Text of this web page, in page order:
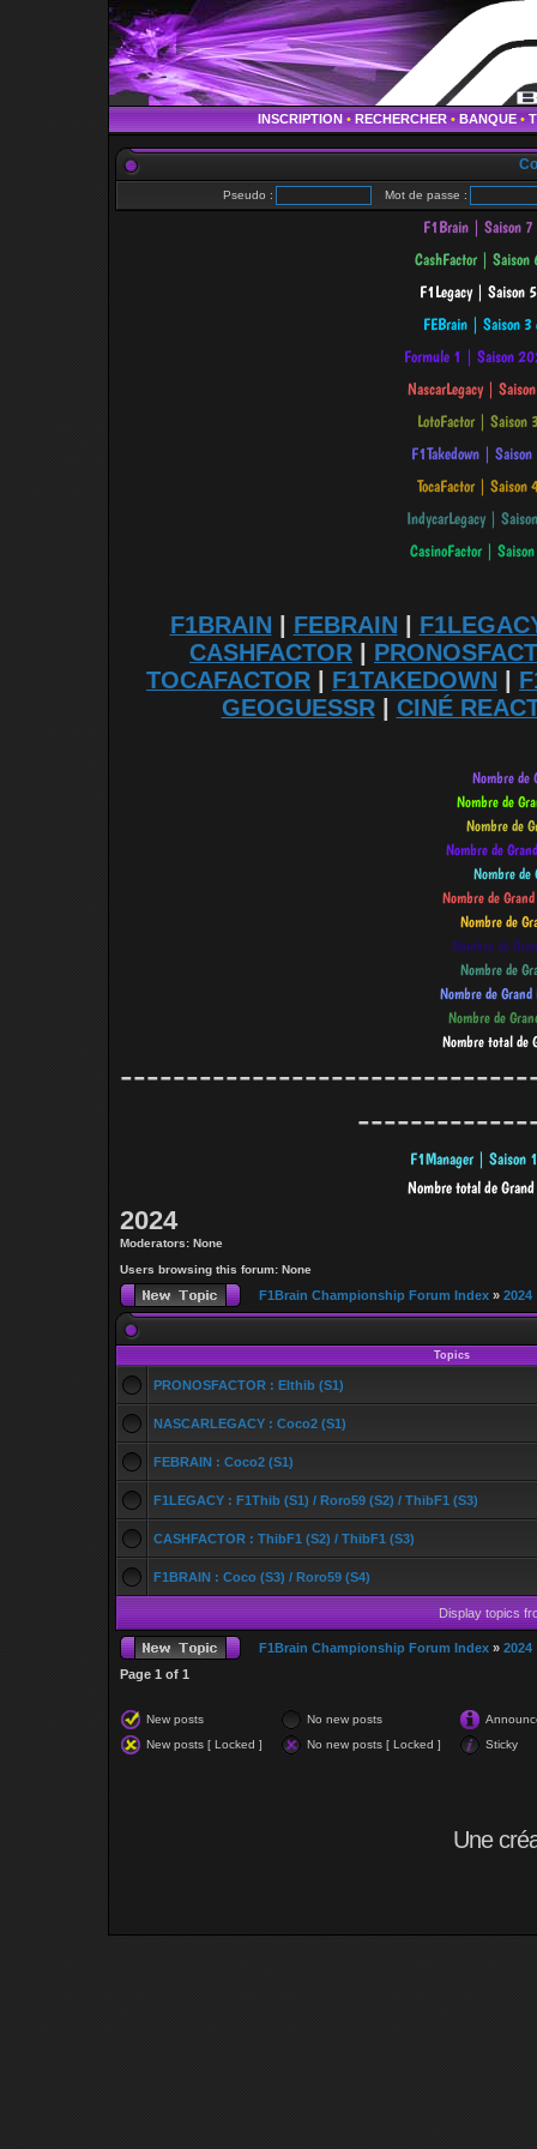
INSCRIPTION • RECHERCHER • BANQUE •
Pseudo : Mot de passe :
F1BRAIN FEBRAIN
CASHFACTOR
TOCAFACTOR
F1TAKEDOWN
GEOGUESSR| CINÉ
2024
Moderators: None
Users browsing this forum: None
F1Brain Championship Forum Index » 2024
Topics
PRONOSFACTOR : Elthib (S1)
NASCARLEGACY : Coco2 (S1)
FEBRAIN : Coco2 (S1)
F1LEGACY : F1Thib (S1) / Roro59 (S2) / ThibF1 (S3)
CASHFACTOR : ThibF1 (S2) / ThibF1 (S3)
F1BRAIN : Coco (S3) / Roro59 (S4)
Display topics
F1Brain Championship Forum Index » 2024
Page 1 of 1
New posts No new posts
New posts [ Locked ]
No new posts [ Locked ] Sticky
Une